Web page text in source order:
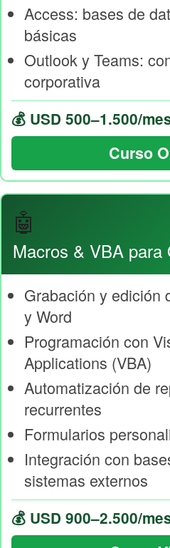
Access: bases de
básicas
Outlook y Teams:
corporativa
💰 USD 500–1.500/
Curso
🤖
Macros & VBA para
Grabación y edición
y Word
Programación con
Applications (VBA)
Automatización de
recurrentes
Formularios
Integración con
sistemas externos
💰 USD 900–2.500/